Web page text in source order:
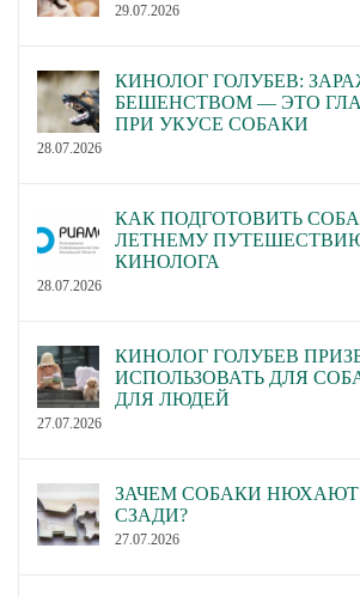
29.07.2026
КИНОЛОГ ГОЛУБЕВ:
БЕШЕНСТВОМ — ЭТО
ПРИ УКУСЕ СОБАКИ
28.07.2026
КАК ПОДГОТОВИТЬ
ЛЕТНЕМУ
КИНОЛОГА
28.07.2026
КИНОЛОГ ГОЛУБЕВ
ИСПОЛЬЗОВАТЬ ДЛЯ
ДЛЯ ЛЮДЕЙ
27.07.2026
ЗАЧЕМ СОБАКИ НЮХАЮТ
СЗАДИ?
27.07.2026